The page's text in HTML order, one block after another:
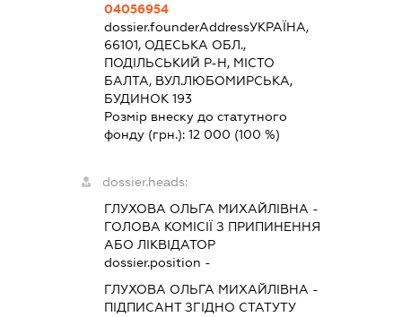
04056954
dossier.founderAddressУКРАЇНА,
66101, ОДЕСЬКА ОБЛ.,
ПОДІЛЬСЬКИЙ Р-Н, МІСТО
БАЛТА, ВУЛ.ЛЮБОМИРСЬКА,
БУДИНОК 193
Розмір внеску до статутного
фонду (грн.): 12 000 (100 %)
dossier.heads:
ГЛУХОВА ОЛЬГА МИХАЙЛІВНА -
ГОЛОВА КОМІСІЇ З ПРИПИНЕННЯ
АБО ЛІКВІДАТОР
dossier.position -
ГЛУХОВА ОЛЬГА МИХАЙЛІВНА -
ПІДПИСАНТЗГІДНО СТАТУТУ